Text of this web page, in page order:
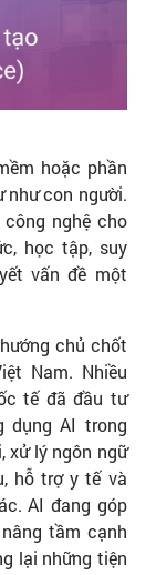
hoặc phần
như con người.
nghệ cho
học tập, suy
vấn đề một
chủ chốt
Nam. Nhiều
tế đã đầu tư
dụng AI trong
xử lý ngôn ngữ
hỗ trợ y tế và
AI đang góp
tầm cạnh
lại những tiện